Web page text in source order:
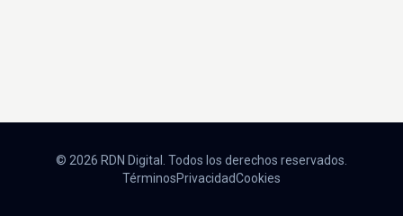
© 2026 RDN Digital. Todos los derechos reservados.
TérminosPrivacidadCookies